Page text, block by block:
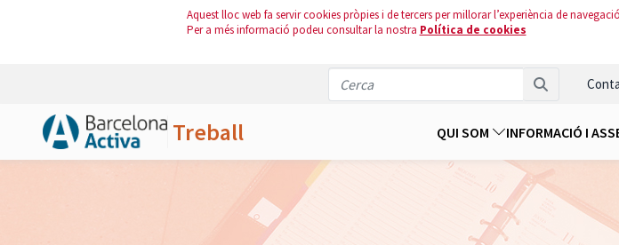
Aquest lloc web fa servir cookies pròpies i de tercers per millorar l’experiència de
Per a més informació podeu consultar la nostra Política de cookies
Treball QUI SOM INFORMACIÓ I